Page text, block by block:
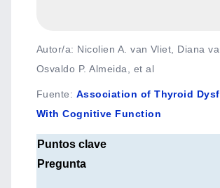
Autor/a: Nicolien A. van Vliet, Diana
Osvaldo P. Almeida, et al
Fuente: Association of Thyroid
With Cognitive Function
Puntos clave
Pregunta